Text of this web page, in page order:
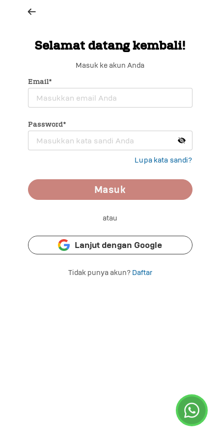
Selamat datang kembali!
Masuk ke akun Anda
Email*
Password*
Lupa kata sandi?
Masuk
atau
Lanjut dengan Google
Tidak punya akun? Daftar